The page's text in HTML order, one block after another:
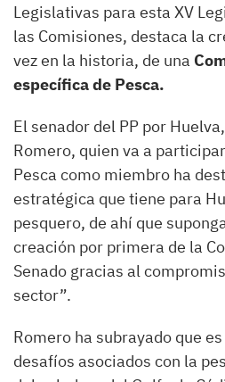
Legislativas para esta XV
las Comisiones, destaca la
vez en la historia, de una
específica de Pesca.
El senador del PP por
Romero, quien va a
Pesca como miembro ha
estratégica que tiene para
pesquero, de ahí que
creación por primera de la
Senado gracias al
sector”.
Romero ha subrayado que
desafíos asociados con la